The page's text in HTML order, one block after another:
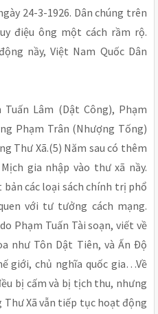
24-3-1926. Dân chúng trên
điệu ông một cách rầm rộ.
nầy, Việt Nam Quốc Dân
Lâm (Dật Công), Phạm
Phạm Trân (Nhượng Tống)
Thư Xã.(5) Năm sau có thêm
gia nhập vào thư xã nầy.
các loại sách chính trị phổ
với tư tưởng cách mạng.
Phạm Tuấn Tài soạn, viết về
như Tôn Dật Tiên, và Ấn Ðộ
giới, chủ nghĩa quốc gia…Về
bị cấm và bị tịch thu, nhưng
Xã vẫn tiếp tục hoạt động